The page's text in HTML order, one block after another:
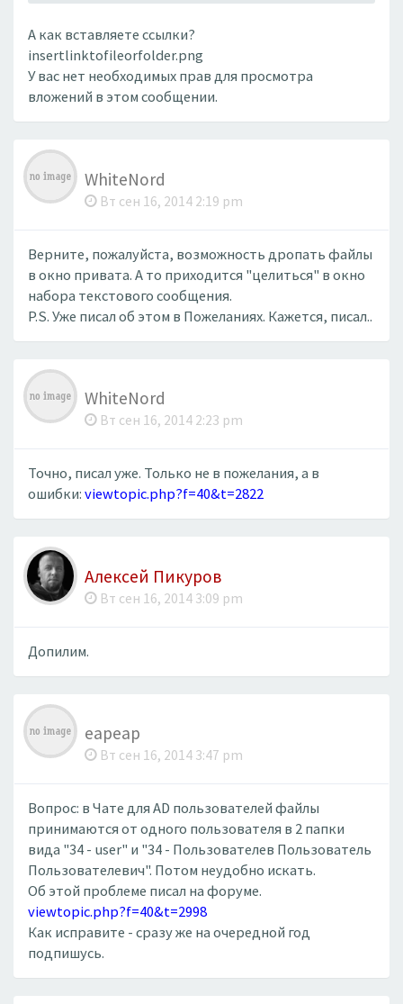
А как вставляете ссылки?
insertlinktofileorfolder.png
У вас нет необходимых прав для просмотра
вложений в этом сообщении.
WhiteNord
Вт сен 16, 2014 2:19 pm
Верните, пожалуйста, возможность дропать файлы
в окно привата. А то приходится "целиться" в окно
набора текстового сообщения.
P.S. Уже писал об этом в Пожеланиях. Кажется, писал..
WhiteNord
Вт сен 16, 2014 2:23 pm
Точно, писал уже. Только не в пожелания, а в
ошибки:viewtopic.php?f=40&t=2822
Алексей Пикуров
Вт сен 16, 2014 3:09 pm
Допилим.
eapeap
Вт сен 16, 2014 3:47 pm
Вопрос: в Чате для AD пользователей файлы
принимаются от одного пользователя в 2 папки
вида "34 - user" и "34 - Пользователев Пользователь
Пользователевич". Потом неудобно искать.
Об этой проблеме писал на форуме.
viewtopic.php?f=40&t=2998
Как исправите - сразу же на очередной год
подпишусь.